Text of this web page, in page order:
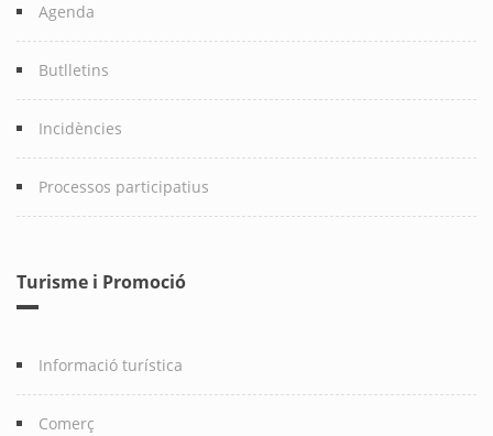
Agenda
Butlletins
Incidències
Processos participatius
Turisme i Promoció
Informació turística
Comerç